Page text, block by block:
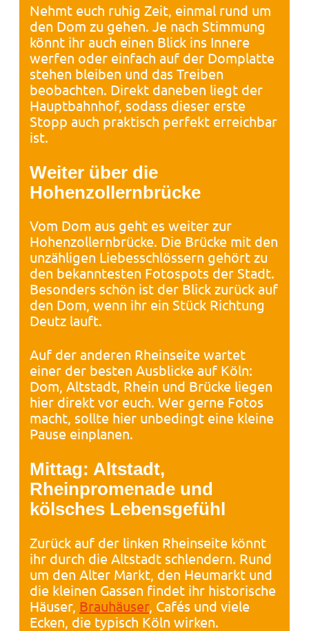
Nehmt euch ruhig Zeit, einmal rund um
den Dom zu gehen. Je nach Stimmung
könnt ihr auch einen Blick ins Innere
werfen oder einfach auf der Domplatte
stehen bleiben und das Treiben
beobachten. Direkt daneben liegt der
Hauptbahnhof, sodass dieser erste
Stopp auch praktisch perfekt erreichbar
ist.
Weiter über die
Hohenzollernbrücke
Vom Dom aus geht es weiter zur
Hohenzollernbrücke. Die Brücke mit den
unzähligen Liebesschlössern gehört zu
den bekanntesten Fotospots der Stadt.
Besonders schön ist der Blick zurück auf
den Dom, wenn ihr ein Stück Richtung
Deutz lauft.
Auf der anderen Rheinseite wartet
einer der besten Ausblicke auf Köln:
Dom, Altstadt, Rhein und Brücke liegen
hier direkt vor euch. Wer gerne Fotos
macht, sollte hier unbedingt eine kleine
Pause einplanen.
Mittag: Altstadt,
Rheinpromenade und
kölsches Lebensgefühl
Zurück auf der linken Rheinseite könnt
ihr durch die Altstadt schlendern. Rund
um den Alter Markt, den Heumarkt und
die kleinen Gassen findet ihr historische
Häuser, Brauhäuser, Cafés und viele
Ecken, die typisch Köln wirken.